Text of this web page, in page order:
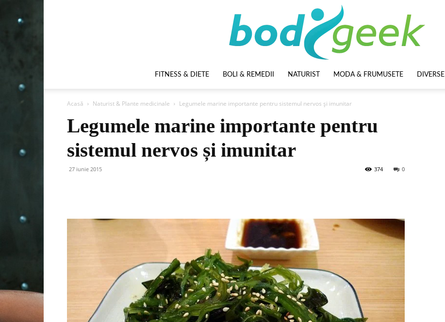
FITNESS & DIETE BOLI & REMEDII NATURIST MODA & FRUMUSETE DIVERSE
Acasă Naturist & Plante medicinale Legumele marine importante pentru sistemul nervos și imunitar
Legumele marine importante pentru
sistemul nervos și imunitar
27 iunie 2015 0
374